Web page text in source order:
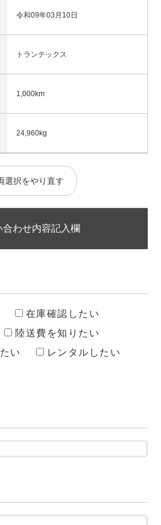
令和09年03月10日
トランテックス
1,000km
24,960kg
選択をやり直す
わせ内容記入欄
在庫確認したい
陸送費を知りたい
い
レンタルしたい